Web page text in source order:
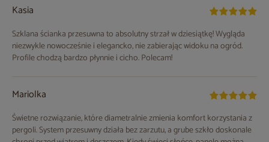
Kasia
Szklana ścianka przesuwna to absolutny strzał w dziesiątkę! Wygląda
niezwykle nowocześnie i elegancko, nie zabierając widoku na ogród.
Profile chodzą bardzo płynnie i cicho. Polecam!
Mariolka
Świetne rozwiązanie, które diametralnie zmienia komfort korzystania z
pergoli. System przesuwny działa bez zarzutu, a grube szkło doskonale